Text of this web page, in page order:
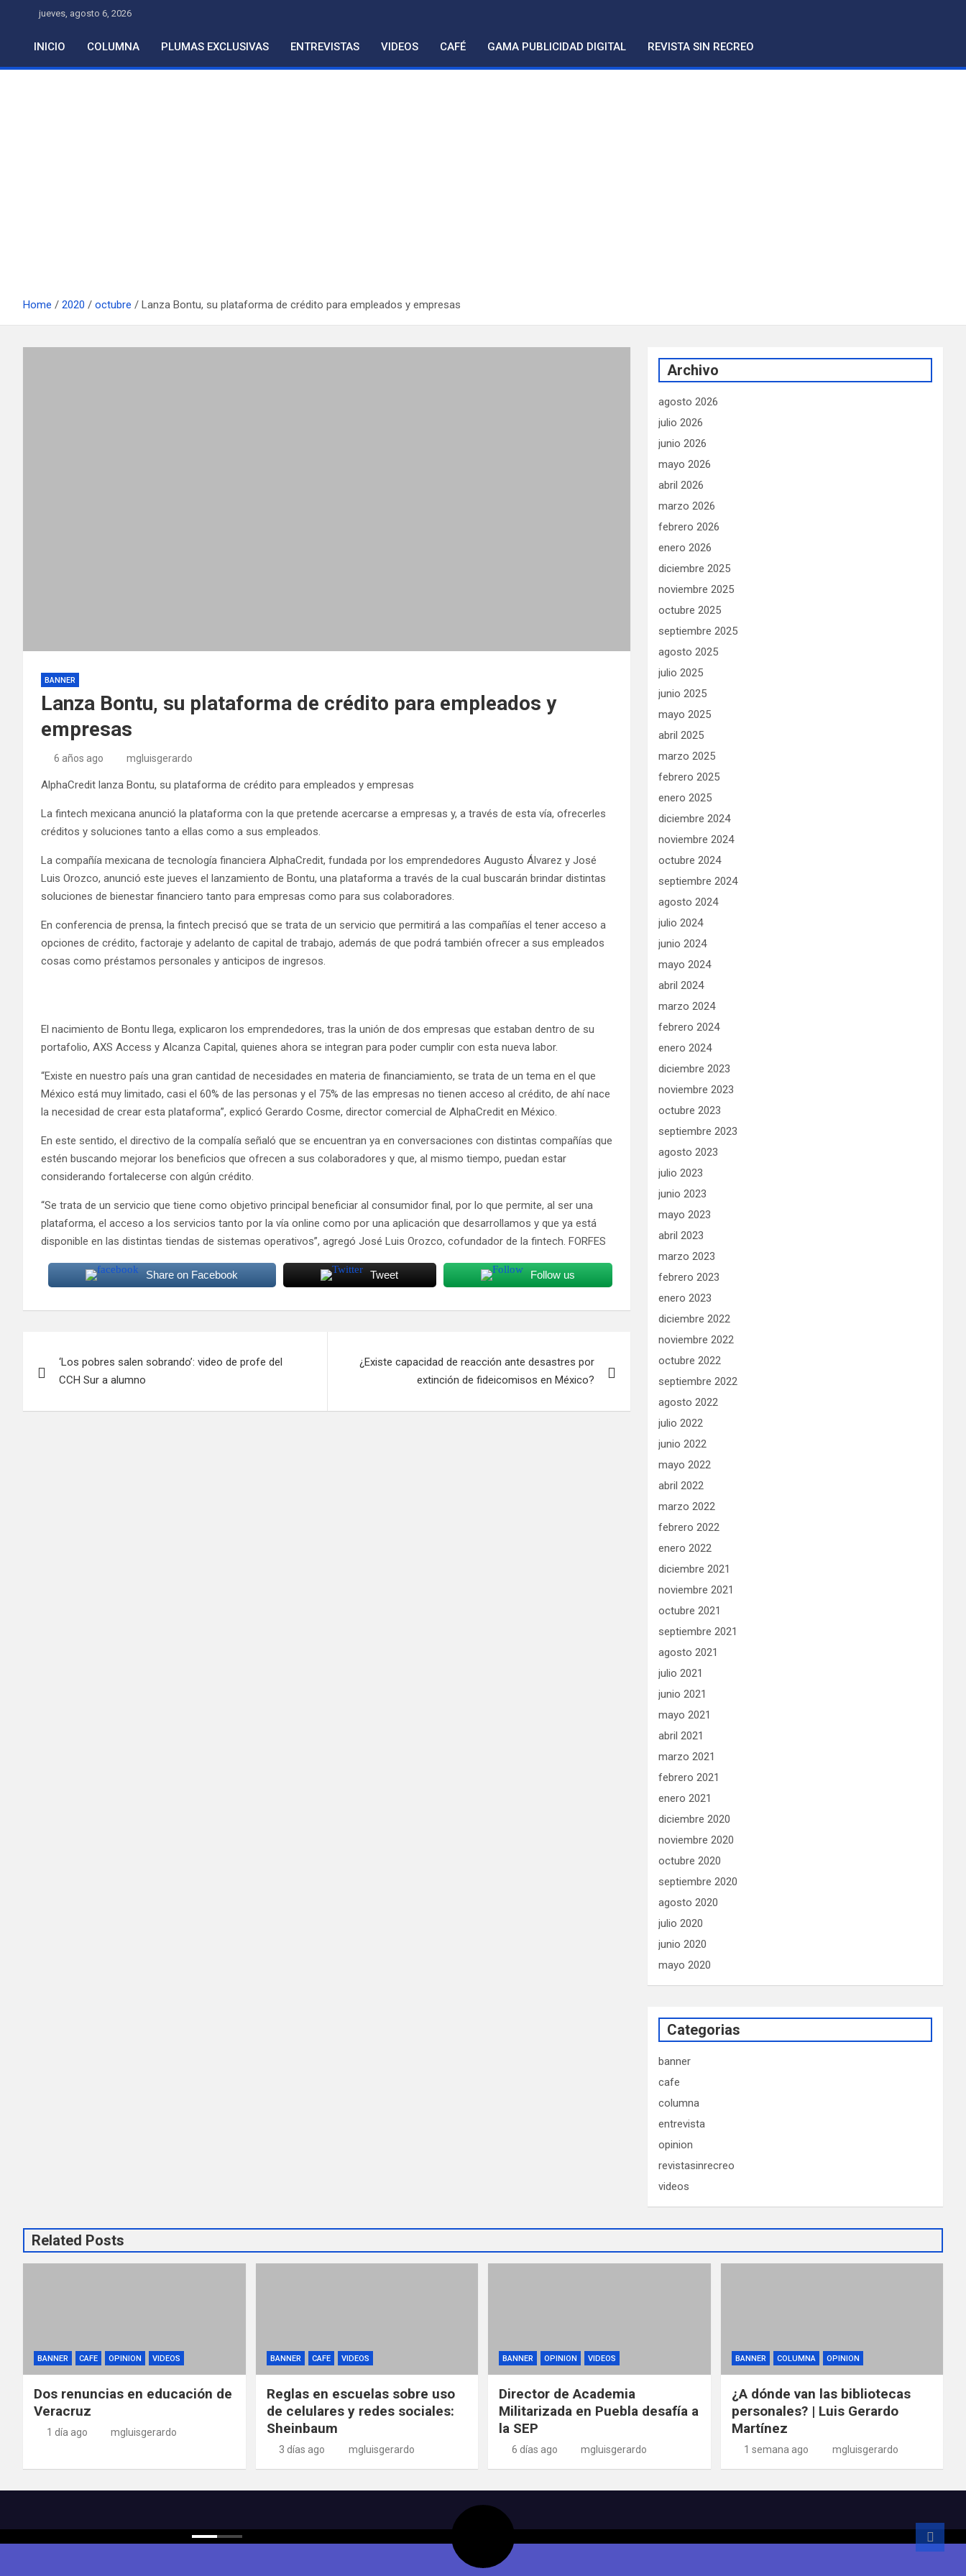
content
jueves, agosto 6, 2026
INICIO COLUMNA PLUMAS EXCLUSIVAS ENTREVISTAS VIDEOS CAFÉ GAMA PUBLICIDAD DIGITAL REVISTA SIN RECREO
Home 2020 octubre Lanza Bontu, su plataforma de crédito para empleados y empresas
BANNER
Lanza Bontu, su plataforma de crédito para empleados y
empresas
6 años ago mgluisgerardo
AlphaCredit lanza Bontu, su plataforma de crédito para empleados y empresas
La fintech mexicana anunció la plataforma con la que pretende acercarse a empresas y, a través de esta vía, ofrecerles
créditos y soluciones tanto a ellas como a sus empleados.
La compañía mexicana de tecnología financiera AlphaCredit, fundada por los emprendedores Augusto Álvarez y José
Luis Orozco, anunció este jueves el lanzamiento de Bontu, una plataforma a través de la cual buscarán brindar distintas
soluciones de bienestar financiero tanto para empresas como para sus colaboradores.
En conferencia de prensa, la fintech precisó que se trata de un servicio que permitirá a las compañías el tener acceso a
opciones de crédito, factoraje y adelanto de capital de trabajo, además de que podrá también ofrecer a sus empleados
cosas como préstamos personales y anticipos de ingresos.
El nacimiento de Bontu llega, explicaron los emprendedores, tras la unión de dos empresas que estaban dentro de su
portafolio, AXS Access y Alcanza Capital, quienes ahora se integran para poder cumplir con esta nueva labor.
“Existe en nuestro país una gran cantidad de necesidades en materia de financiamiento, se trata de un tema en el que
México está muy limitado, casi el 60% de las personas y el 75% de las empresas no tienen acceso al crédito, de ahí nace
la necesidad de crear esta plataforma”, explicó Gerardo Cosme, director comercial de AlphaCredit en México.
En este sentido, el directivo de la compalía señaló que se encuentran ya en conversaciones con distintas compañías que
estén buscando mejorar los beneficios que ofrecen a sus colaboradores y que, al mismo tiempo, puedan estar
considerando fortalecerse con algún crédito.
“Se trata de un servicio que tiene como objetivo principal beneficiar al consumidor final, por lo que permite, al ser una
plataforma, el acceso a los servicios tanto por la vía online como por una aplicación que desarrollamos y que ya está
disponible en las distintas tiendas de sistemas operativos”, agregó José Luis Orozco, cofundador de la fintech. FORFES
Share on Facebook Tweet Follow us
de
entradas
‘Los pobres salen sobrando’: video de profe del
CCH Sur a alumno
¿Existe capacidad de reacción ante desastres por
extinción de fideicomisos en México?
Archivo
agosto 2026
julio 2026
junio 2026
mayo 2026
abril 2026
marzo 2026
febrero 2026
enero 2026
diciembre 2025
noviembre 2025
octubre 2025
septiembre 2025
agosto 2025
julio 2025
junio 2025
mayo 2025
abril 2025
marzo 2025
febrero 2025
enero 2025
diciembre 2024
noviembre 2024
octubre 2024
septiembre 2024
agosto 2024
julio 2024
junio 2024
mayo 2024
abril 2024
marzo 2024
febrero 2024
enero 2024
diciembre 2023
noviembre 2023
octubre 2023
septiembre 2023
agosto 2023
julio 2023
junio 2023
mayo 2023
abril 2023
marzo 2023
febrero 2023
enero 2023
diciembre 2022
noviembre 2022
octubre 2022
septiembre 2022
agosto 2022
julio 2022
junio 2022
mayo 2022
abril 2022
marzo 2022
febrero 2022
enero 2022
diciembre 2021
noviembre 2021
octubre 2021
septiembre 2021
agosto 2021
julio 2021
junio 2021
mayo 2021
abril 2021
marzo 2021
febrero 2021
enero 2021
diciembre 2020
noviembre 2020
octubre 2020
septiembre 2020
agosto 2020
julio 2020
junio 2020
mayo 2020
Categorias
banner
cafe
columna
entrevista
opinion
revistasinrecreo
videos
Related Posts
BANNER CAFE OPINION VIDEOS
Dos renuncias en educación de
Veracruz
1 día ago mgluisgerardo
BANNER CAFE VIDEOS
Reglas en escuelas sobre uso
de celulares y redes sociales:
Sheinbaum
3 días ago mgluisgerardo
BANNER OPINION VIDEOS
Director de Academia
Militarizada en Puebla desafía a
la SEP
6 días ago mgluisgerardo
BANNER COLUMNA OPINION
¿A dónde van las bibliotecas
personales? | Luis Gerardo
Martínez
1 semana ago mgluisgerardo